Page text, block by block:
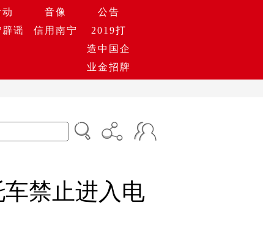
音像
公告
谣 信用南宁
2019打
造中国企
业金招牌
禁止进入电